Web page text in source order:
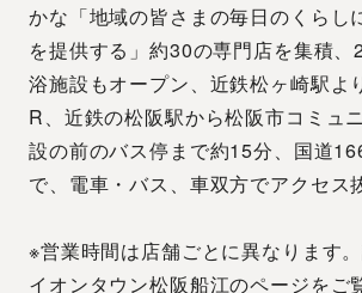
かな「地域の皆さまの毎日のくらし
を提供する」約30の専門店を集積
浴施設もオープン、近鉄松ヶ崎駅よ
R、近鉄の松阪駅から松阪市コミュ
設の前のバス停まで約15分、国道
で、電車・バス、車双方でアクセス
※営業時間は店舗ごとに異なります
イオンタウン松阪船江のページをご